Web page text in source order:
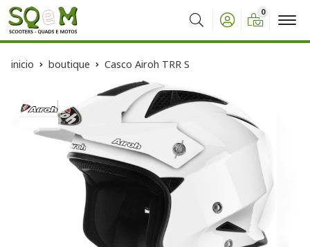
Buscar
0
inicio boutique Casco Airoh TRR S